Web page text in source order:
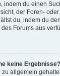
indem du einen
der Foren-
du, indem du
Forums aus
keine Ergebnisse?
allgemein